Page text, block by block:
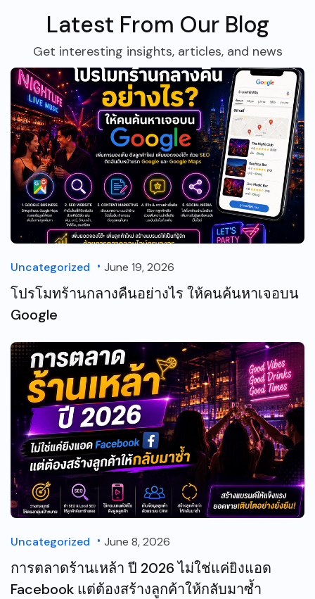
Latest From Our Blog
Get interesting insights, articles, and news
Uncategorized June 19, 2026
โปรโมทร้านกลางคืนอย่างไร ให้คนค้นหาเจอบน
Google
Uncategorized June 8, 2026
การตลาดร้านเหล้า ปี 2026 ไม่ใช่แค่ยิงแอด
Facebook แต่ต้องสร้างลูกค้าให้กลับมาซ้ำ